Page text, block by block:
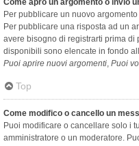
Come apro un argomento o invio
Per pubblicare un nuovo
Per pubblicare una risposta ad un
avere bisogno di registrarti prima di
disponibili sono elencate in fondo
Puoi aprire nuovi argomenti, Puoi
Top
Come modifico o cancello un
Puoi modificare o cancellare solo i
amministratore o un moderatore.